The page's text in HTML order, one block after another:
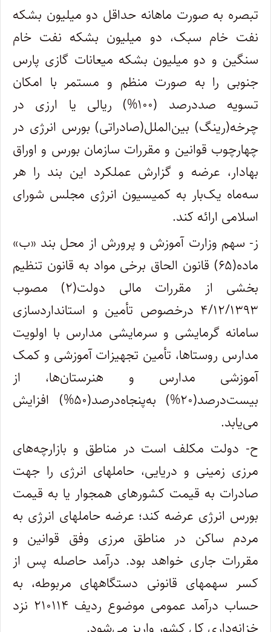
تبصره به صورت ماهانه حداقل دو میلیون بشکه
نفت خام سبک، دو میلیون بشکه نفت خام
سنگین و دو میلیون بشکه میعانات گازی پارس
جنوبی را به صورت منظم و مستمر با امکان
تسویه صددرصد (۱۰۰%) ریالی یا ارزی در
چرخه(رینگ) بین‌الملل(صادراتی) بورس انرژی در
چهارچوب قوانین و مقررات سازمان بورس و اوراق
بهادار، عرضه و گزارش عملکرد این بند را هر
سه‌ماه یک‌بار به کمیسیون انرژی مجلس شورای
اسلامی ارائه کند.
ز- سهم وزارت آموزش و پرورش از محل بند «ب»
ماده(۶۵) قانون الحاق برخی مواد به قانون تنظیم
بخشی از مقررات مالی دولت(۲) مصوب
۴/۱۲/۱۳۹۳ درخصوص تأمین و استانداردسازی
سامانه گرمایشی و سرمایشی مدارس با اولویت
مدارس روستاها، تأمین تجهیزات آموزشی و کمک
آموزشی مدارس و هنرستان‌ها، از
بیست‌درصد(۲۰%) به‌پنجاه‌درصد(۵۰%) افزایش
می‌یابد.
ح- دولت مکلف است در مناطق و بازارچه‌های
مرزی زمینی و دریایی، حاملهای انرژی را جهت
صادرات به قیمت کشورهای همجوار یا به قیمت
بورس انرژی عرضه کند؛ عرضه حاملهای انرژی به
مردم ساکن در مناطق مرزی وفق قوانین و
مقررات جاری خواهد بود. درآمد حاصله پس از
کسر سهمهای قانونی دستگاههای مربوطه، به
حساب درآمد عمومی موضوع ردیف ۲۱۰۱۱۴ نزد